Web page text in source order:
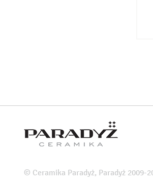
© Ceramika Paradyż, Paradyż 2009-